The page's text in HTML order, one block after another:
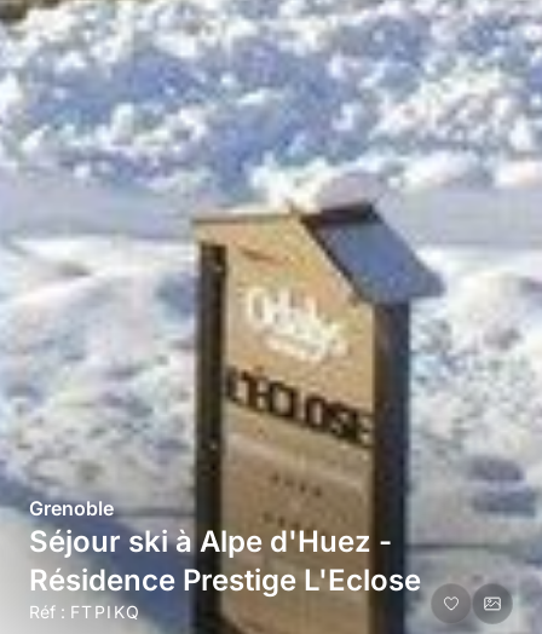
Grenoble
Séjour ski à Alpe d'Huez -
Résidence Prestige L'Eclose
Réf : FTPIKQ